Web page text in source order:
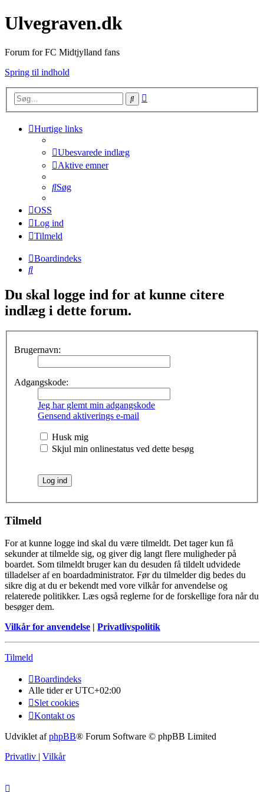
Ulvegraven.dk
Forum for FC Midtjylland fans
Spring til indhold
Søg
Hurtige links
Ubesvarede indlæg
Aktive emner
Søg
OSS
Log ind
Tilmeld
Boardindeks
Søg
Du skal logge ind for at kunne citere
indlæg i dette forum.
Brugernavn:
Adgangskode:
Jeg har glemt min adgangskode
Gensend aktiverings e-mail
Husk mig
Skjul min onlinestatus ved dette besøg
Tilmeld
For at kunne logge ind skal du være tilmeldt. Det tager kun få
sekunder at tilmelde sig, og giver dig langt flere muligheder på
boardet. Som tilmeldt bruger kan du desuden få tildelt udvidede
tilladelser af en boardadministrator. Før du tilmelder dig bedes du
sikre dig at du er bekendt med vore vilkår for anvendelse og
relaterede politikker. Læs også reglerne for de forskellige fora når du
besøger dem.
Vilkår for anvendelse | Privatlivspolitik
Tilmeld
Boardindeks
Alle tider erUTC+02:00
Slet cookies
Kontakt os
Udviklet afphpBB® Forum Software © phpBB Limited
Privatliv | Vilkår